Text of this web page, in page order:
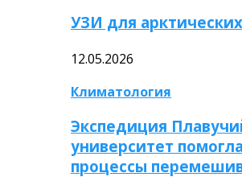
УЗИ для
12.05.2026
Климатология
Экспедиция
университет
процессы